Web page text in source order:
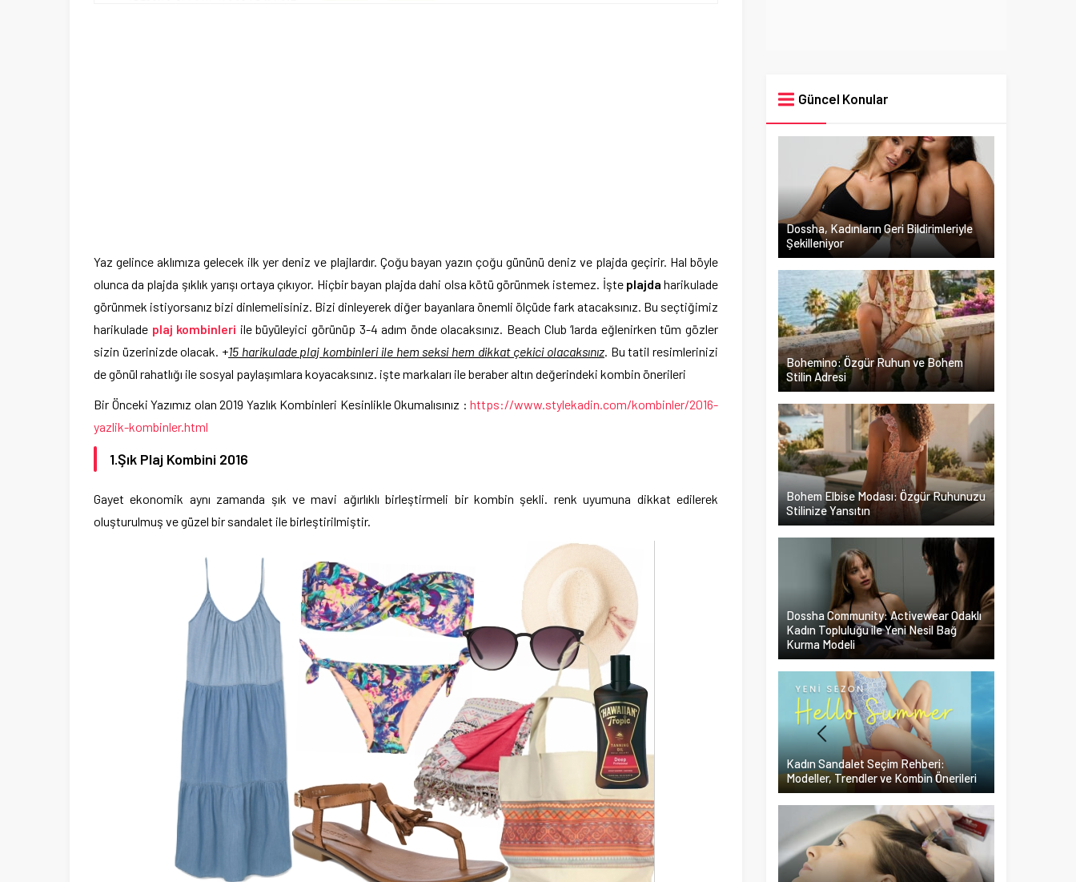
Yaz gelince aklımıza gelecek ilk yer deniz ve plajlardır. Çoğu bayan yazın çoğu gününü deniz ve plajda geçirir. Hal böyle
olunca da plajda şıklık yarışı ortaya çıkıyor. Hiçbir bayan plajda dahi olsa kötü görünmek istemez. İşteplajda harikulade
görünmek istiyorsanız bizi dinlemelisiniz. Bizi dinleyerek diğer bayanlara önemli ölçüde fark atacaksınız. Bu seçtiğimiz
harikulade plaj kombinleri ile büyüleyici görünüp 3-4 adım önde olacaksınız. Beach Club ‘larda eğlenirken tüm gözler
sizin üzerinizde olacak. +15 harikulade plaj kombinleri ile hem seksi hem dikkat çekici olacaksınız. Bu tatil resimlerinizi
de gönül rahatlığı ile sosyal paylaşımlara koyacaksınız. işte markaları ile beraber altın değerindeki kombin önerileri
Bir Önceki Yazımız olan 2019 Yazlık Kombinleri Kesinlikle Okumalısınız : https://www.stylekadin.com/kombinler/2016-
yazlik-kombinler.html
1.Şık Plaj Kombini 2016
Gayet ekonomik aynı zamanda şık ve mavi ağırlıklı birleştirmeli bir kombin şekli. renk uyumuna dikkat edilerek
oluşturulmuş ve güzel bir sandalet ile birleştirilmiştir.
Güncel Konular
Dossha, Kadınların Geri Bildirimleriyle
Şekilleniyor
Bohemino: Özgür Ruhun ve Bohem
Stilin Adresi
Bohem Elbise Modası: Özgür Ruhunuzu
Stilinize Yansıtın
Dossha Community: Activewear Odaklı
Kadın Topluluğu ile Yeni Nesil Bağ
Kurma Modeli
Kadın Sandalet Seçim Rehberi:
Modeller, Trendler ve Kombin Önerileri